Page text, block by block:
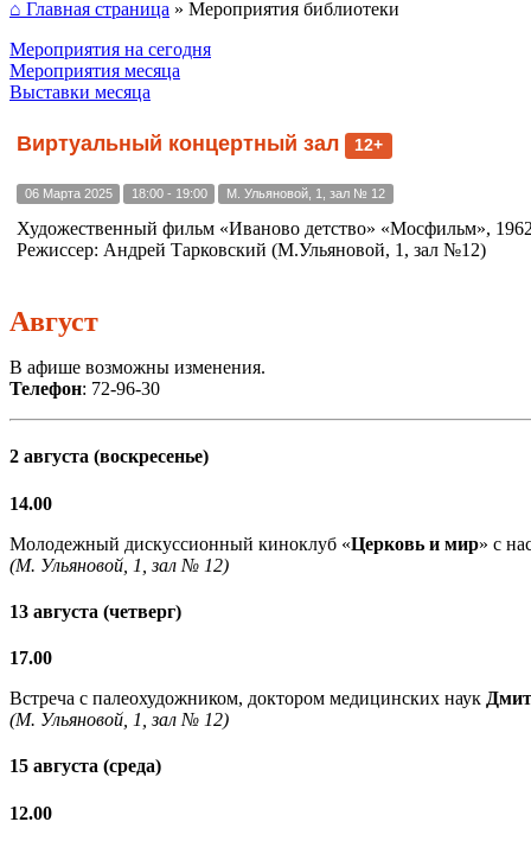
⌂ Главная страница » Мероприятия библиотеки
Мероприятия на сегодня
Мероприятия месяца
Выставки месяца
Виртуальный концертный зал 12+
06 Марта 2025 18:00 - 19:00 М. Ульяновой, 1, зал № 12
Художественный фильм «Иваново детство» «Мосфильм»,
Режиссер: Андрей Тарковский (М.Ульяновой, 1, зал №12)
Август
В афише возможны изменения.
Телефон: 72-96-30
2 августа (воскресенье)
14.00
Молодежный дискуссионный киноклуб «Церковь и мир» с
(М. Ульяновой, 1, зал № 12)
13 августа (четверг)
17.00
Встреча с палеохудожником, доктором медицинских наук
(М. Ульяновой, 1, зал № 12)
15 августа (среда)
12.00